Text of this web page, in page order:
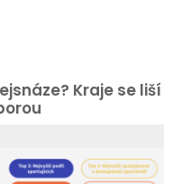
Kraje se liší